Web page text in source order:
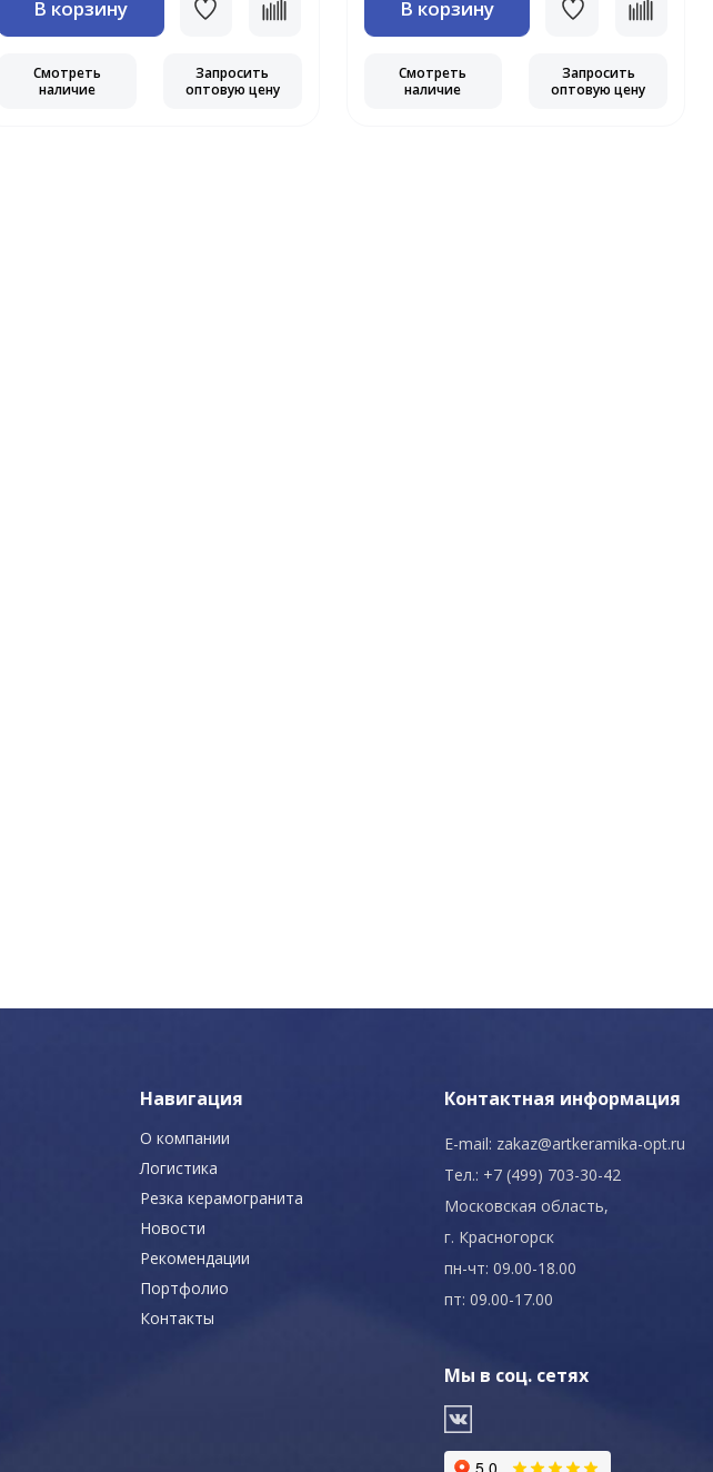
В корзину
Смотреть
наличие
Запросить
оптовую цену
В корзину
Смотреть
наличие
Запросить
оптовую цену
Навигация
О компании
Логистика
Резка керамогранита
Новости
Рекомендации
Портфолио
Контакты
Контактная информация
E-mail: zakaz@artkeramika-opt.ru
Тел.: +7 (499) 703-30-42
Московская область,
г. Красногорск
пн-чт: 09.00-18.00
пт: 09.00-17.00
Мы в соц. сетях